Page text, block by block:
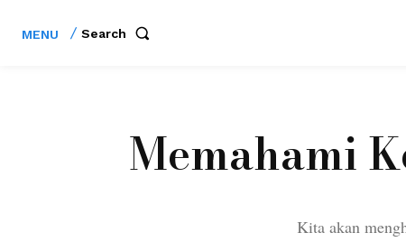
MENU Search
Memahami
Kita akan